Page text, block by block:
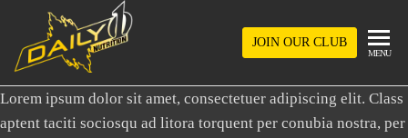
the
content
DAILY1NUTRITION
JOIN OUR CLUB
MENU
Lorem ipsum dolor sit amet, consectetuer adipiscing elit. Class
aptent taciti sociosqu ad litora torquent per conubia nostra, per